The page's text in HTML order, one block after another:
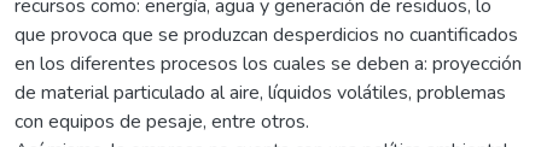
recursos como: energía, agua y generación de residuos, lo
que provoca que se produzcan desperdicios no cuantificados
en los diferentes procesos los cuales se deben a: proyección
de material particulado al aire, líquidos volátiles, problemas
con equipos de pesaje, entre otros.